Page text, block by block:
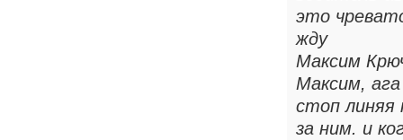
это
жду
Максим
Максим,
стоп линяя
за ним. и